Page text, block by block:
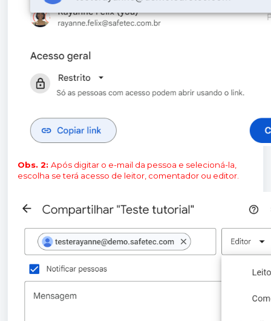
Obs. 2: Após digitar o e-mail da pessoa e selecioná-la,
escolha se terá acesso de leitor, comentador ou editor.